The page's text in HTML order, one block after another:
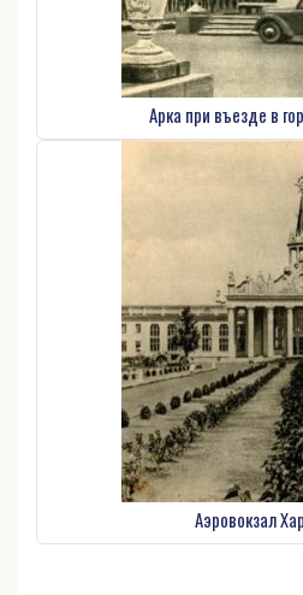
Арка при въезде в
Аэровокзал